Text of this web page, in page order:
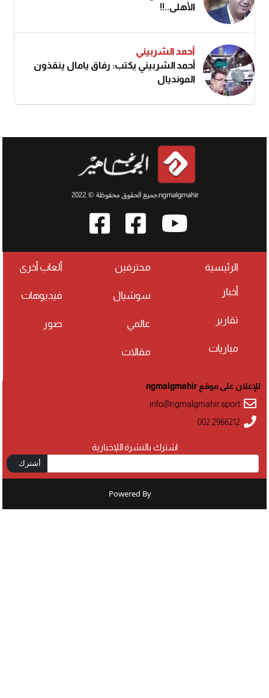
الأهلى..!!
أحمد الشربيني
أحمد الشربيني يكتب: رفاق يامال ينقذون
المونديال
الرئيسية
أخبار
تقارير
مباريات
محترفين
سوشيال
عالمي
مقالات
ألعاب أخرى
فيديوهات
صور
اشترك بالنشرة اللإخبارية
أشترك
للإعلان على موقع ngmalgmahir
info@ngmalgmahir.sport
002 2966212
Powered By